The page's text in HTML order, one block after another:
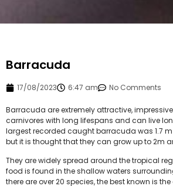
Barracuda
17/08/2023 6:47 am No Comments
Barracuda are extremely attractive,
carnivores with long lifespans and can live
largest recorded caught barracuda was 1.7
but it is thought that they can grow up to 2m
They are widely spread around the tropical
food is found in the shallow waters
there are over 20 species, the best known is